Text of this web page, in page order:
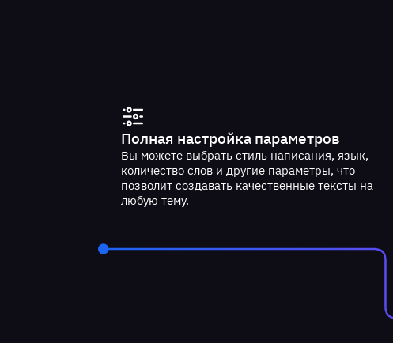
Полная настройка параметров
Вы можете выбрать стиль написания, язык,
количество слов и другие параметры, что
позволит создавать качественные тексты на
любую тему.